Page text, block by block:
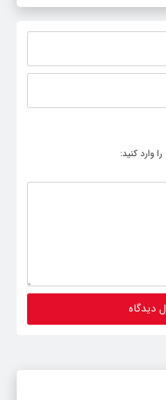
وارد کنید: